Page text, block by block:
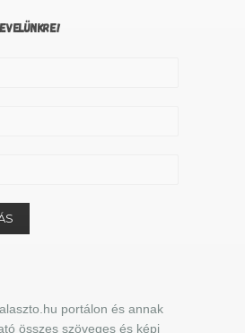
portálon és annak
összes szöveges és képi